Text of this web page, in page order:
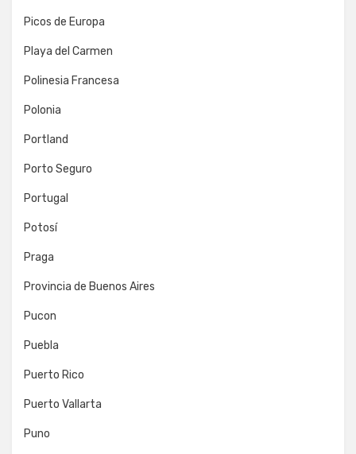
Picos de Europa
Playa del Carmen
Polinesia Francesa
Polonia
Portland
Porto Seguro
Portugal
Potosí
Praga
Provincia de Buenos Aires
Pucon
Puebla
Puerto Rico
Puerto Vallarta
Puno